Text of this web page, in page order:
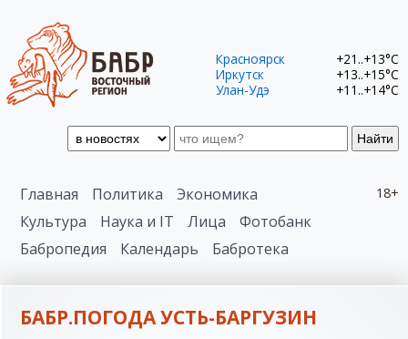
Найти
Красноярск
+21..+13°C
Иркутск
+13..+15°C
Улан-Удэ
+11..+14°C
18+
Главная Политика
Экономика
Культура
Наука и IT Лица
Фотобанк
Бабропедия
Календарь Бабротека
БАБР.ПОГОДА УСТЬ-БАРГУЗИН